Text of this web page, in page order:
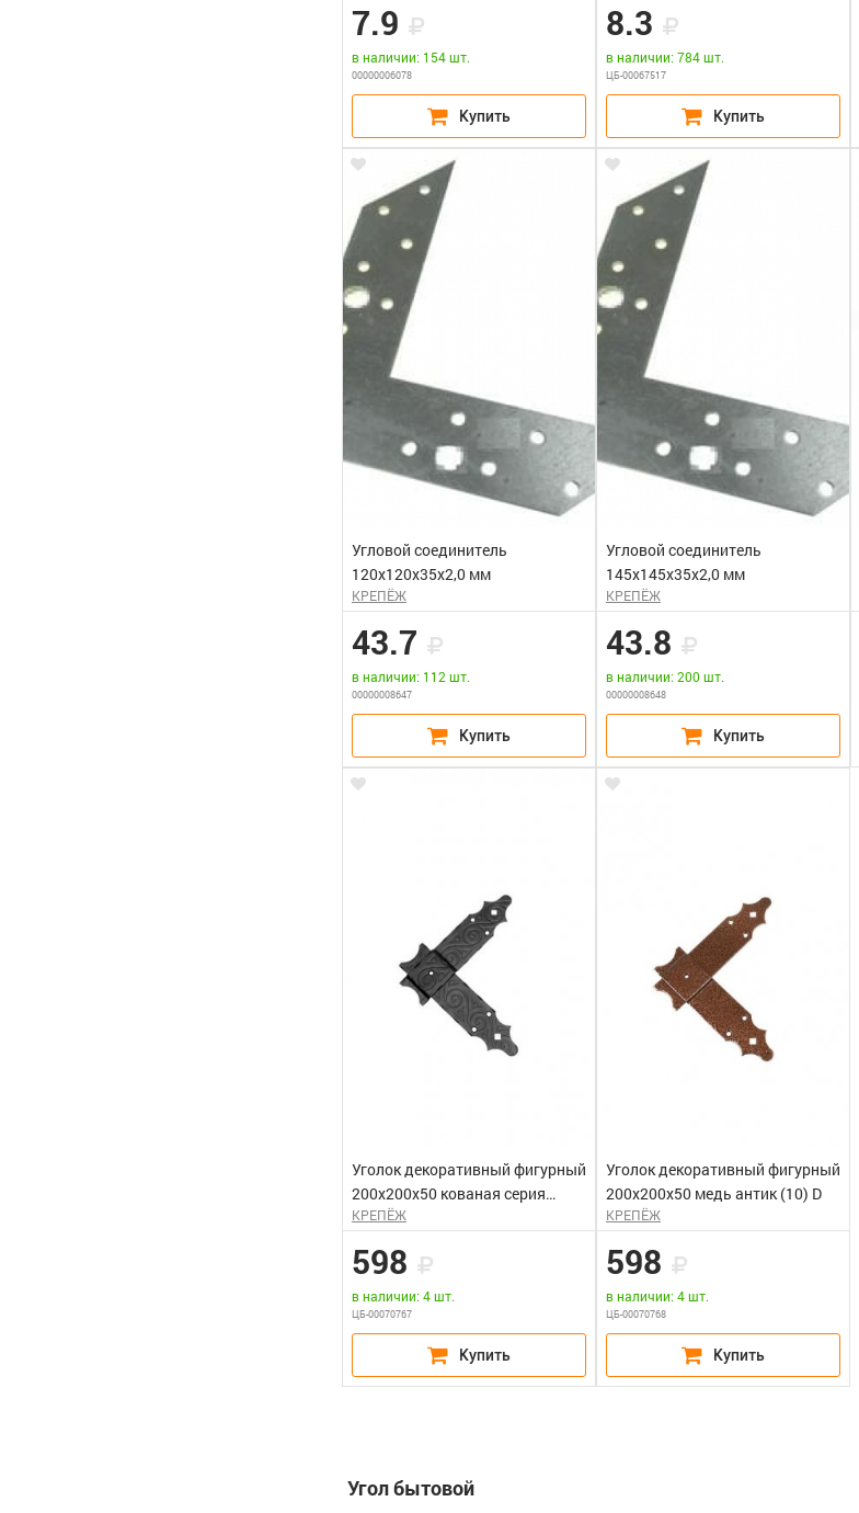
7.9
в наличии: 154 шт.
00000006078
8.3
в наличии: 784 шт.
ЦБ-00067517
Угловой соединитель
120х120х35х2,0 мм
КРЕПЁЖ
43.7
в наличии: 112 шт.
00000008647
Угловой соединитель
145х145х35х2,0 мм
КРЕПЁЖ
43.8
в наличии: 200 шт.
00000008648
Уголок декоративный фигурный
200х200х50 кованая серия
ЯРОСЛАВЛЬ черный (10) D
КРЕПЁЖ
598
в наличии: 4 шт.
ЦБ-00070767
Уголок декоративный фигурный
200х200х50 медь антик (10) D
КРЕПЁЖ
598
в наличии: 4 шт.
ЦБ-00070768
Угол бытовой